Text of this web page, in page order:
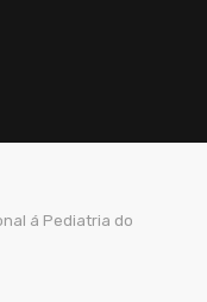
á Pediatria do